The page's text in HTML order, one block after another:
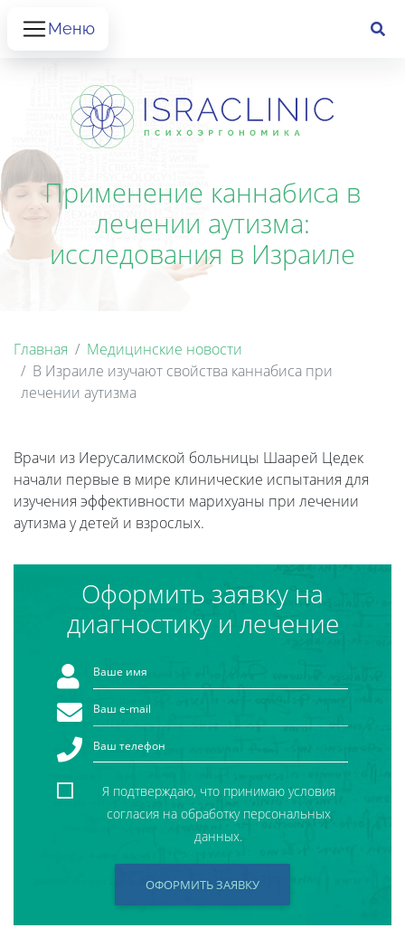
Меню
Применение каннабиса в
лечении аутизма:
исследования в Израиле
Главная
Медицинские новости
В Израиле изучают свойства каннабиса при
лечении аутизма
Врачи из Иерусалимской больницы Шаарей Цедек
начали первые в мире клинические испытания для
изучения эффективности марихуаны при лечении
аутизма у детей и взрослых.
Оформить заявку на
диагностику и лечение
Я подтверждаю, что принимаю условия
согласия на обработку персональных
данных.
ОФОРМИТЬ ЗАЯВКУ